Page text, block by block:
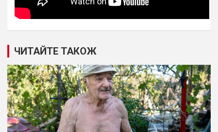
ЧИТАЙТЕ ТАКОЖ